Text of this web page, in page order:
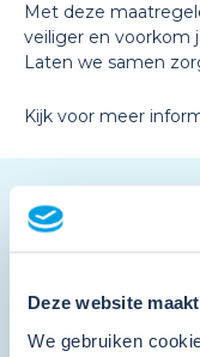
Deze website
We gebruiken
Met deze
veiliger en voorkom
Laten we samen
Kijk voor meer
Nieuwsbrief
Schrijf je in en